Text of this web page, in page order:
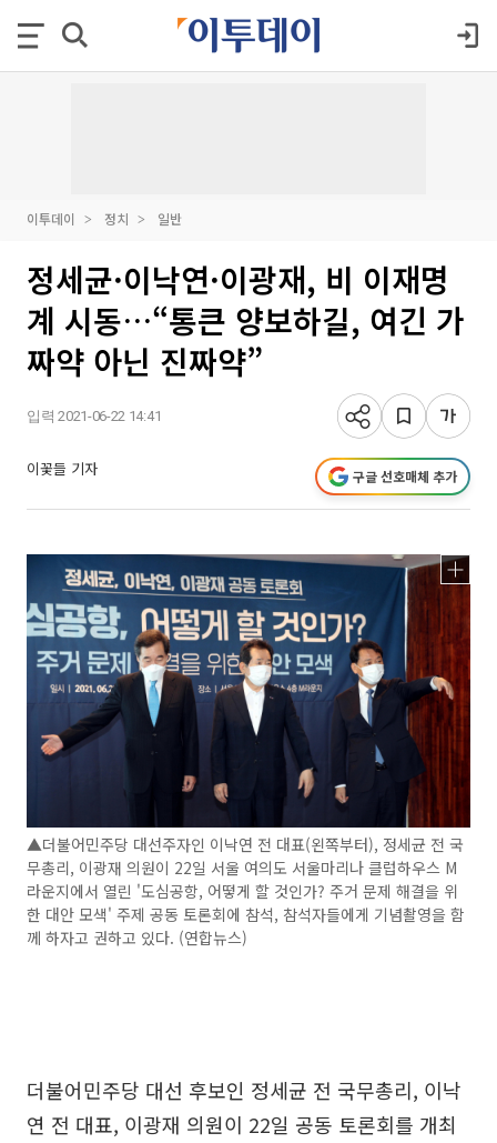
이투데이 정치 일반
정세균·이낙연·이광재, 비 이재명
계 시동…“통큰 양보하길, 여긴 가
짜약 아닌 진짜약”
입력 2021-06-22 14:41
이꽃들 기자 구글 선호매체 추가
▲더불어민주당 대선주자인 이낙연 전 대표(왼쪽부터), 정세균 전 국
무총리, 이광재 의원이 22일 서울 여의도 서울마리나 클럽하우스 M
라운지에서 열린 '도심공항, 어떻게 할 것인가? 주거 문제 해결을 위
한 대안 모색' 주제 공동 토론회에 참석, 참석자들에게 기념촬영을 함
께 하자고 권하고 있다. (연합뉴스)
더불어민주당 대선 후보인 정세균 전 국무총리, 이낙
연 전 대표, 이광재 의원이 22일 공동 토론회를 개최